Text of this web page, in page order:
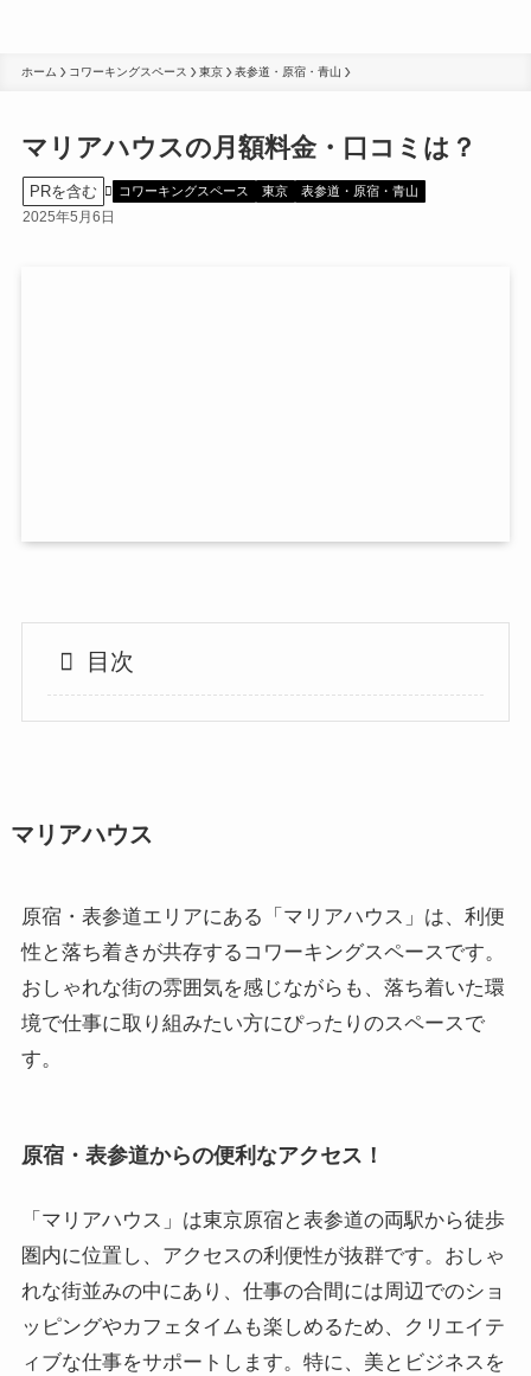
ホーム コワーキングスペース 東京 表参道・原宿・青山
マリアハウスの月額料金・口コミは？
PRを含む コワーキングスペース 東京 表参道・原宿・青山
2025年5月6日
目次
マリアハウス
原宿・表参道エリアにある「マリアハウス」は、利便
性と落ち着きが共存するコワーキングスペースです。
おしゃれな街の雰囲気を感じながらも、落ち着いた環
境で仕事に取り組みたい方にぴったりのスペースで
す。
原宿・表参道からの便利なアクセス！
「マリアハウス」は東京原宿と表参道の両駅から徒歩
圏内に位置し、アクセスの利便性が抜群です。おしゃ
れな街並みの中にあり、仕事の合間には周辺でのショ
ッピングやカフェタイムも楽しめるため、クリエイテ
ィブな仕事をサポートします。特に、美とビジネスを